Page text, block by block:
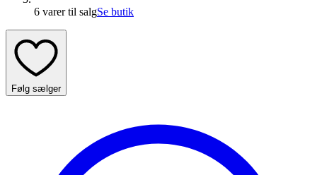
6 varertil salgSe butik
Følg sælger